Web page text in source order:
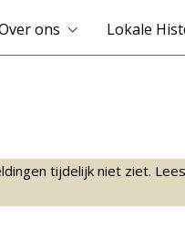
ons Lokale
tijdelijk niet ziet.